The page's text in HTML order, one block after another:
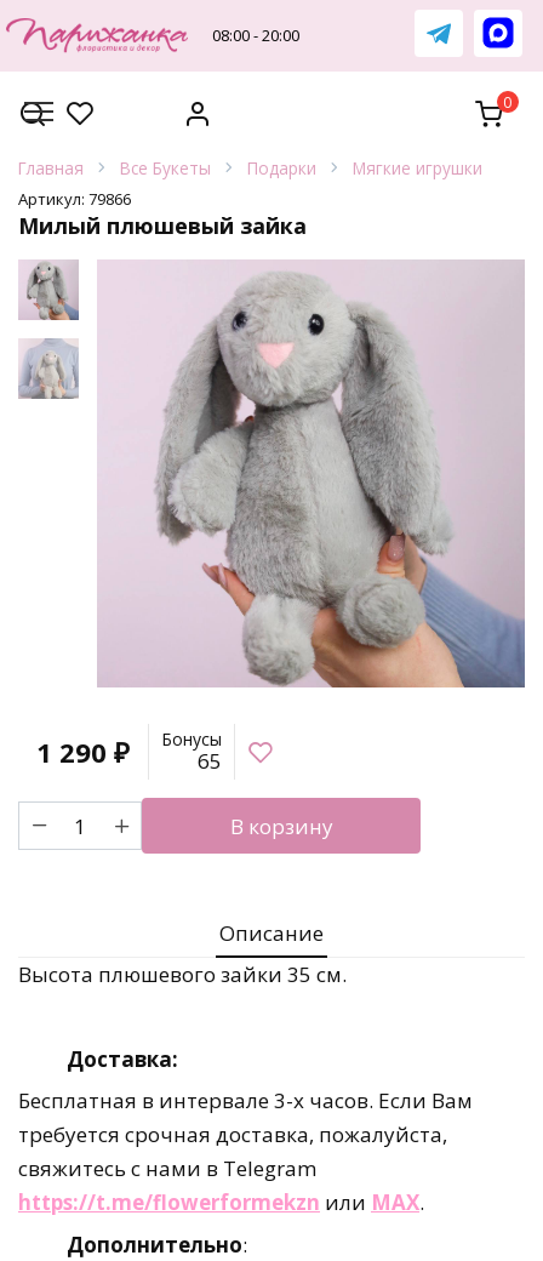
к
содержанию
08:00 - 20:00
0
Главная Все Букеты Подарки Мягкие игрушки
Артикул: 79866
Милый плюшевый зайка
1 290 ₽ Бонусы
65
Количество
товара
В корзину
Описание
Высота плюшевого зайки 35 см.
Доставка:
Бесплатная в интервале 3-х часов. Если Вам
требуется срочная доставка, пожалуйста,
свяжитесь с нами в Telegram
https://t.me/flowerformekzn или MAX.
Дополнительно: